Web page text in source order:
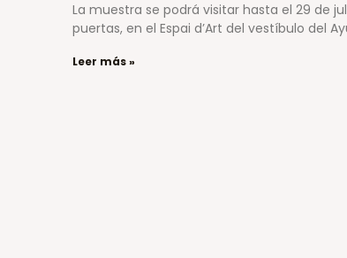
La muestra se podrá visitar hasta el 29 de
puertas, en el Espai d’Art del vestíbulo del
Leer más »